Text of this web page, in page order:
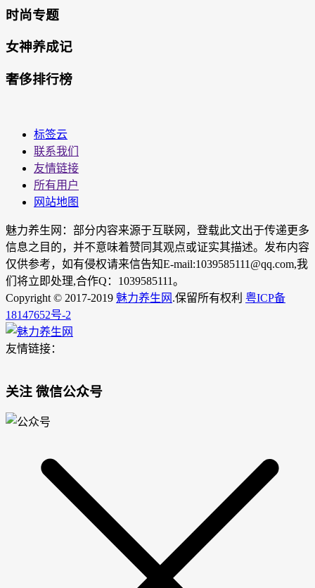
时尚专题
女神养成记
奢侈排行榜
标签云
联系我们
友情链接
所有用户
网站地图
魅力养生网：部分内容来源于互联网，登载此文出于传递更多
信息之目的，并不意味着赞同其观点或证实其描述。发布内容
仅供参考，如有侵权请来信告知E-mail:1039585111@qq.com,我
们将立即处理,合作Q：1039585111。
Copyright © 2017-2019 魅力养生网 .保留所有权利 粤ICP备
18147652号-2
友情链接：
关注 微信公众号